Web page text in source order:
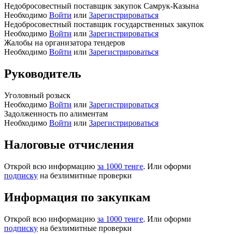
Недобросовестный поставщик закупок Самрук-Казына
Необходимо Войти или Зарегистрироваться
Недобросовестный поставщик государственных закупок
Необходимо Войти или Зарегистрироваться
Жалобы на организатора тендеров
Необходимо Войти или Зарегистрироваться
Руководитель
Уголовный розыск
Необходимо Войти или Зарегистрироваться
Задолженность по алиментам
Необходимо Войти или Зарегистрироваться
Налоговые отчисления
Открой всю информацию за 1000 тенге. Или оформи
подписку на безлимитные проверки
Информация по закупкам
Открой всю информацию за 1000 тенге. Или оформи
подписку на безлимитные проверки